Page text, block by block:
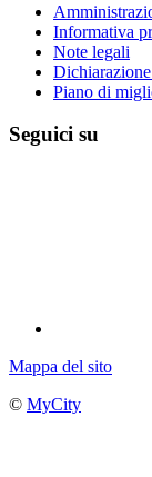
Informativa
Note legali
Piano di
Seguici su
Mappa del sito
© MyCity